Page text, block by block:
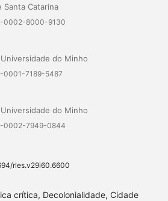
Santa Catarina
0002-8000-9130
do Minho
0001-7189-5487
do Minho
0002-7949-0844
rles.v29i60.6600
crítica, Decolonialidade, Cidade